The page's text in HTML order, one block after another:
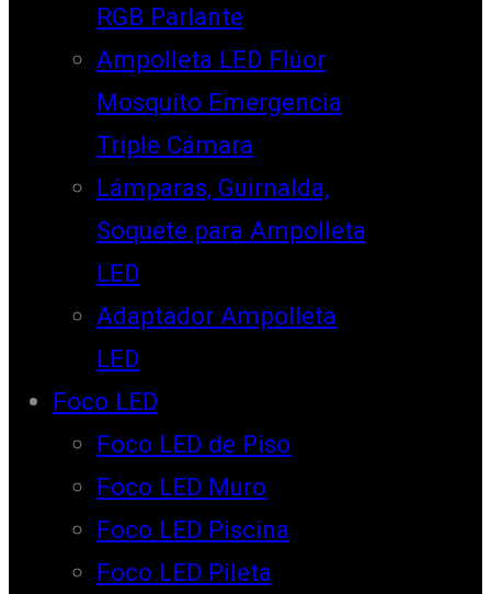
RGB Parlante
Ampolleta LED Flúor
Mosquito Emergencia
Triple Cámara
Lámparas, Guirnalda,
Soquete para Ampolleta
LED
Adaptador Ampolleta
LED
Foco LED
Foco LED de Piso
Foco LED Muro
Foco LED Piscina
Foco LED Pileta